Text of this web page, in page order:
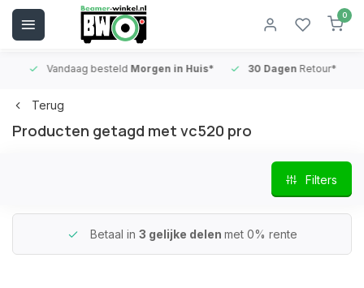
0
Vandaag besteldMorgen in Huis* 30 DagenRetour*
Terug
Producten getagd met vc520 pro
Filters
Betaal in 3 gelijke delen met 0% rente